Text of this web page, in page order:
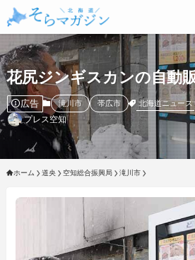
花尻ジンギスカンの自動
広告 滝川市 帯広市 北海道ニュース
プレス空知
ホーム 道央 空知総合振興局 滝川市